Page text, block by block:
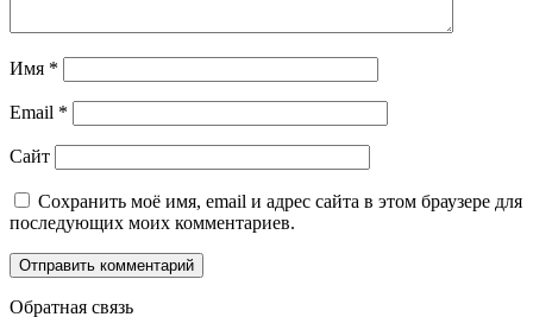
Имя *
Email *
Сайт
Сохранить моё имя, email и адрес сайта в этом браузере для
последующих моих комментариев.
Обратная связь